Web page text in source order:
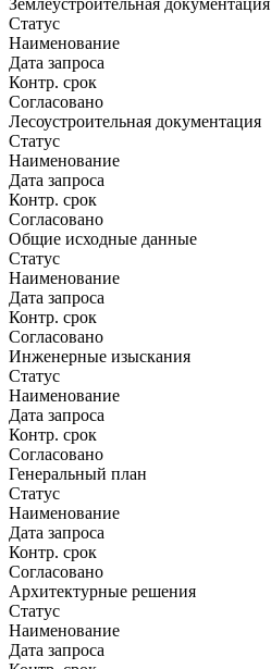
Землеустроительная документация
Статус
Наименование
Дата запроса
Контр. срок
Согласовано
Лесоустроительная документация
Статус
Наименование
Дата запроса
Контр. срок
Согласовано
Общие исходные данные
Статус
Наименование
Дата запроса
Контр. срок
Согласовано
Инженерные изыскания
Статус
Наименование
Дата запроса
Контр. срок
Согласовано
Генеральный план
Статус
Наименование
Дата запроса
Контр. срок
Согласовано
Архитектурные решения
Статус
Наименование
Дата запроса